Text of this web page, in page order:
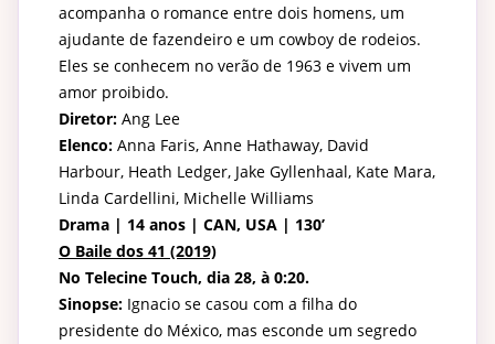
acompanha o romance entre dois homens, um
ajudante de fazendeiro e um cowboy de rodeios.
Eles se conhecem no verão de 1963 e vivem um
amor proibido.
Diretor: Ang Lee
Elenco: Anna Faris, Anne Hathaway, David
Harbour, Heath Ledger, Jake Gyllenhaal, Kate Mara,
Linda Cardellini, Michelle Williams
Drama | 14 anos | CAN, USA | 130’
O Baile dos 41 (2019)
No Telecine Touch, dia 28, à 0:20.
Sinopse: Ignacio se casou com a filha do
presidente do México, mas esconde um segredo